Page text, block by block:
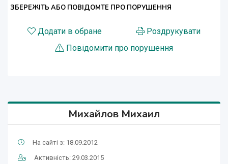
ЗБЕРЕЖІТЬ АБО ПОВІДОМТЕ ПРО ПОРУШЕННЯ
Додати в обране
Роздрукувати
Повідомити про порушення
Михайлов Михаил
На сайті з: 18.09.2012
Активність: 29.03.2015